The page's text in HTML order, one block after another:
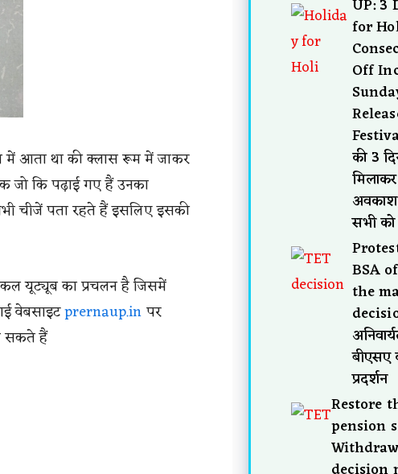
में आता था की क्लास रूम में जाकर
जो कि पढ़ाई गए हैं उनका
चीजें पता रहते हैं इसलिए इसकी
यूट्यूब का प्रचलन है जिसमें
वेबसाइटprernaup.inपर
सकते हैं
UP: 3
for
Off
की 3
सभी
BSA
the
बीएसए
प्रदर्शन
Restore
pension